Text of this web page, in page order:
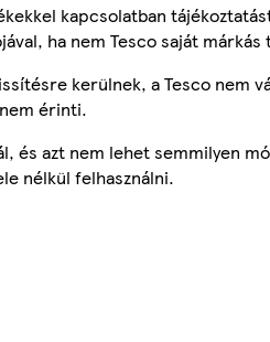
kapcsolatban
ha nem Tesco saját
kerülnek, a Tesco nem
érinti.
és azt nem lehet semmilyen
nélkül felhasználni.